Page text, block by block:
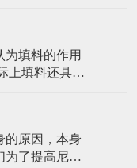
的情况下这
的。但是市
了一些劣制产
该如何选择好
料的作用
上填料还具有
的细化技术、
面包覆技术
性能越来越
因，本身
为了提高尼龙